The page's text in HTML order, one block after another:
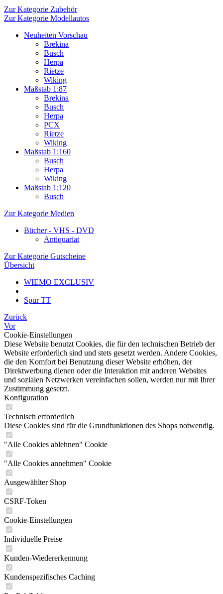
Zur Kategorie Zubehör
Zur Kategorie Modellautos
Neuheiten Vorschau
Brekina
Busch
Herpa
Rietze
Wiking
Maßstab 1:87
Brekina
Busch
Herpa
PCX
Rietze
Wiking
Maßstab 1:160
Busch
Herpa
Wiking
Maßstab 1:120
Busch
Zur Kategorie Medien
Bücher - VHS - DVD
Antiquariat
Zur Kategorie Gutscheine
Übersicht
WIEMO EXCLUSIV
Spur TT
Zurück
Vor
Cookie-Einstellungen
Diese Website benutzt Cookies, die für den technischen Betrieb der
Website erforderlich sind und stets gesetzt werden. Andere Cookies,
die den Komfort bei Benutzung dieser Website erhöhen, der
Direktwerbung dienen oder die Interaktion mit anderen Websites
und sozialen Netzwerken vereinfachen sollen, werden nur mit Ihrer
Zustimmung gesetzt.
Konfiguration
Technisch erforderlich
Diese Cookies sind für die Grundfunktionen des Shops notwendig.
"Alle Cookies ablehnen" Cookie
"Alle Cookies annehmen" Cookie
Ausgewählter Shop
CSRF-Token
Cookie-Einstellungen
Individuelle Preise
Kunden-Wiedererkennung
Kundenspezifisches Caching